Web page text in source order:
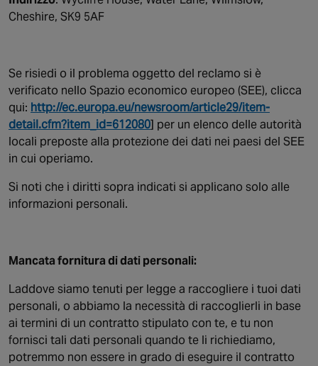
Cheshire, SK9 5AF
Se risiedi o il problema oggetto del reclamo si è
verificato nello Spazio economico europeo (SEE), clicca
qui: http://ec.europa.eu/newsroom/article29/item-
detail.cfm?item_id=612080] per un elenco delle autorità
locali preposte alla protezione dei dati nei paesi del SEE
in cui operiamo.
Si noti che i diritti sopra indicati si applicano solo alle
informazioni personali.
Mancata fornitura di dati personali:
Laddove siamo tenuti per legge a raccogliere i tuoi dati
personali, o abbiamo la necessità di raccoglierli in base
ai termini di un contratto stipulato con te, e tu non
fornisci tali dati personali quando te li richiediamo,
potremmo non essere in grado di eseguire il contratto